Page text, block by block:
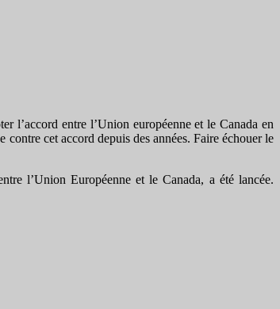
l’accord entre l’Union européenne et le Canada en
cet accord depuis des années. Faire échouer le
l’Union Européenne et le Canada, a été lancée.